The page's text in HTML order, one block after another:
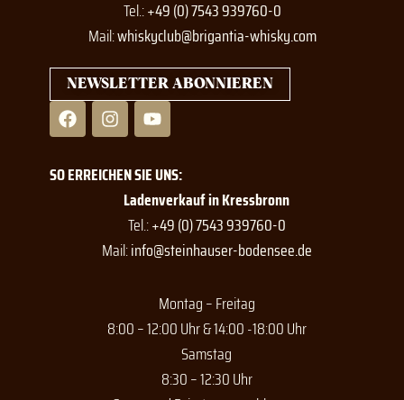
Tel.:+49 (0) 7543 939760-0
Mail:whiskyclub@brigantia-whisky.com
NEWSLETTER ABONNIEREN
F
a
c
e
b
I
n
s
t
a
m
Y
o
u
t
u
b
e
SO ERREICHEN SIE UNS:
Ladenverkauf in Kressbronn
Tel.:+49 (0) 7543 939760-0
Mail:info@steinhauser-bodensee.de
Montag – Freitag
8:00 – 12:00 Uhr & 14:00 -18:00 Uhr
Samstag
8:30 – 12:30 Uhr